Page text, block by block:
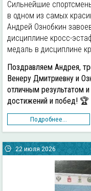
Сильнейшие
в одном из самых
Андрей Ознобкин
дисциплине кросс-
медаль в дисциплине
Поздравляем Андрея,
Венеру Дмитриевну и
отличным результатом
достижений и побед! 🏆
Подробнее...
22 июля 2026